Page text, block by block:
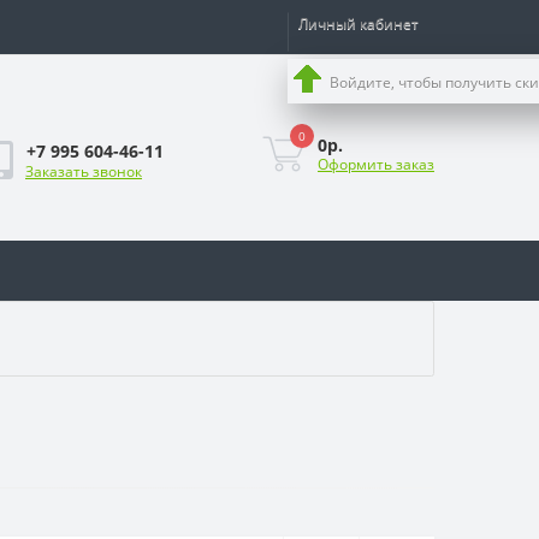
Личный кабинет
Войдите, чтобы получить
+7 995 604-46-11
Заказать звонок
0 0р.
Оформить заказ